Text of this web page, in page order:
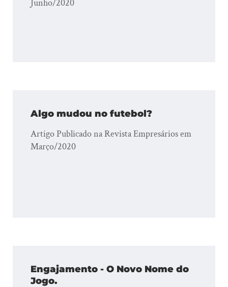
Junho/2020
Algo mudou no futebol?
Artigo Publicado na Revista Empresários em
Março/2020
Engajamento - O Novo Nome do
Jogo.